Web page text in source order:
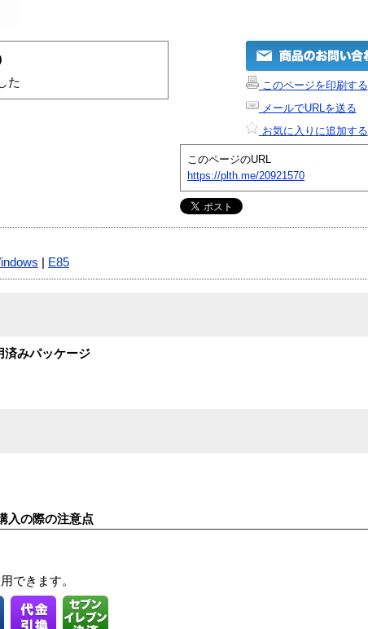
た
このページを印刷する
メールでURLを送る
お気に入りに追加する
このページのURL
https://plth.me/20921570
E85
済みパッケージ
入の際の注意点
できます。